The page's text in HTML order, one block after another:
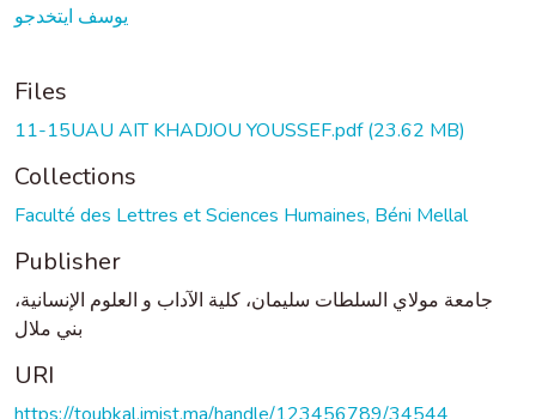
يوسف ايتخدجو
Files
11-15UAU AIT KHADJOU YOUSSEF.pdf(23.62 MB)
Collections
Faculté des Lettres et Sciences Humaines, Béni Mellal
Publisher
جامعة مولاي السلطات سليمان، كلية الآداب و العلوم الإنسانية،
بني ملال
URI